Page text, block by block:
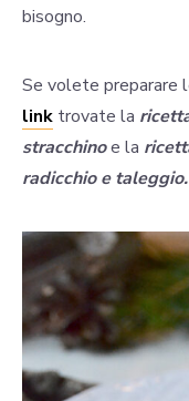
bisogno.
Se volete preparare
link trovate la
stracchinoe la
radicchio e taleggio.